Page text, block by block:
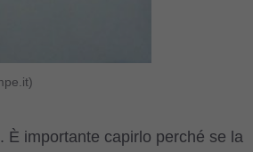
È importante capirlo perché se la